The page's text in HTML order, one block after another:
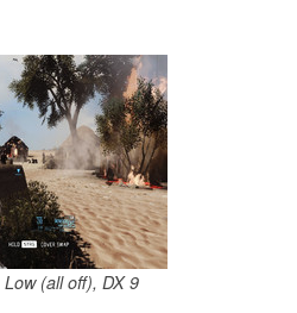
(all off), DX 9